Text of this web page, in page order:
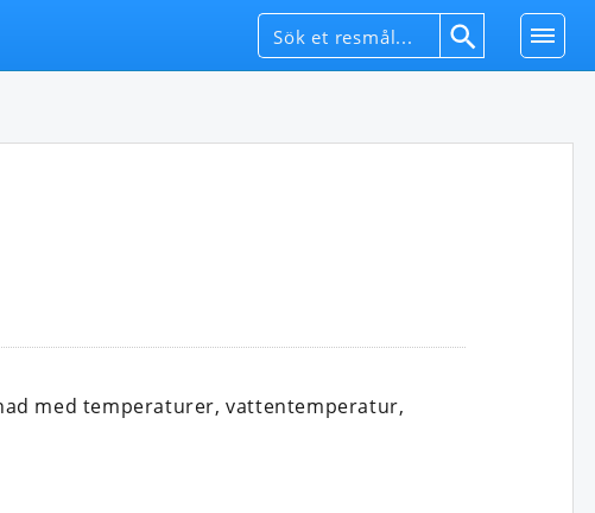
med temperaturer, vattentemperatur,